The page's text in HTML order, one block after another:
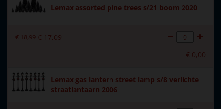
Met muziek Nee
Lemax assorted pine trees s/21 boom 2020
€18,99 € 17,09
€ 0,00
Lemax gas lantern street lamp s/8 verlichte
straatlantaarn 2006